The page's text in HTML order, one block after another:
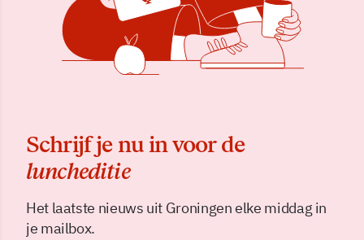
Schrijf je nu in voor de
luncheditie
Het laatste nieuws uit Groningen elke middag in
je mailbox.